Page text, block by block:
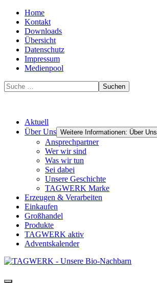
Home
Kontakt
Downloads
Übersicht
Datenschutz
Impressum
Medienpool
Suchen
Aktuell
Über Uns Weitere Informationen: Über Uns
Ansprechpartner
Wer wir sind
Was wir tun
Sei dabei
Unsere Geschichte
TAGWERK Marke
Erzeugen & Verarbeiten
Einkaufen
Großhandel
Produkte
TAGWERK aktiv
Adventskalender